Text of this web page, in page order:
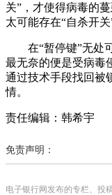
关”，才使得病毒的
太可能存在“自杀开
在“暂停键”无处可
最无奈的便是受病
通过技术手段找回被
情。
责任编辑：韩希宇
免责声明：
电子银行网发布的专栏、投